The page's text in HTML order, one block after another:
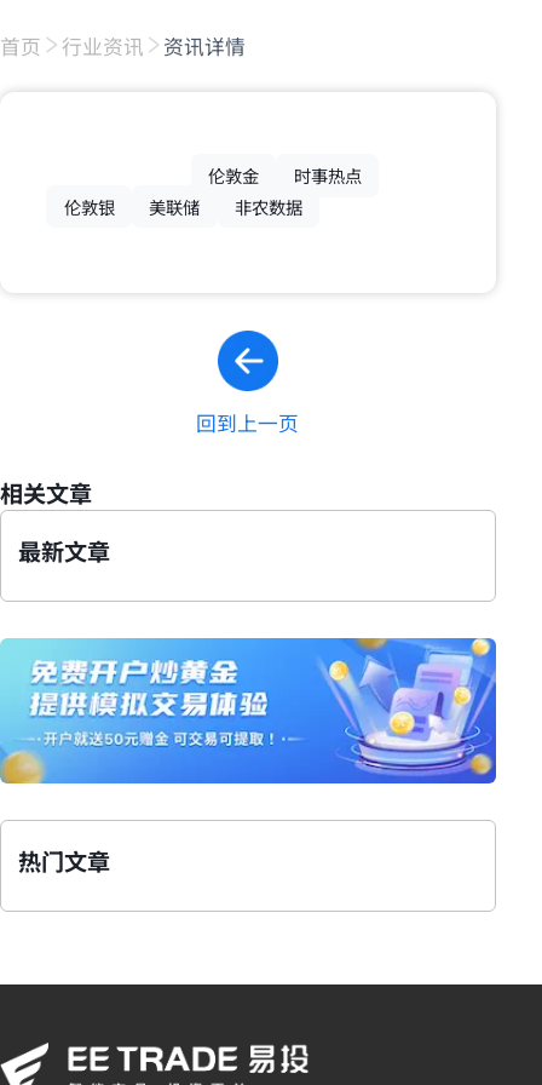
首页 行业资讯 资讯详情
伦敦金
时事热点
伦敦银
美联储 非农数据
回到上一页
相关文章
最新文章
热门文章